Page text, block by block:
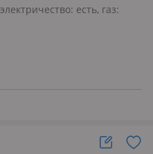
есть, газ: